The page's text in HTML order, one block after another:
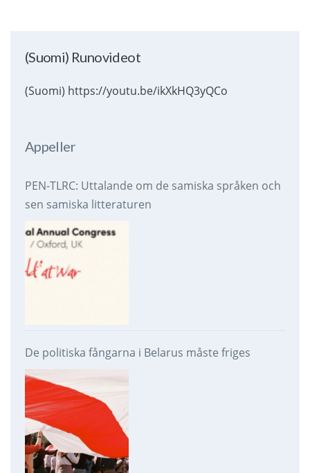
(Suomi) Runovideot
(Suomi) https://youtu.be/ikXkHQ3yQCo
Appeller
PEN-TLRC: Uttalande om de samiska språken och
sen samiska litteraturen
De politiska fångarna i Belarus måste friges